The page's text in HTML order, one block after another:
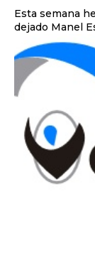
Esta semana
dejado Manel